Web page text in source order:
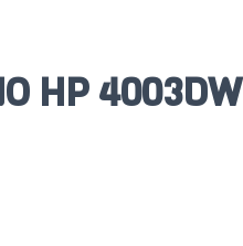
HP 4003DW